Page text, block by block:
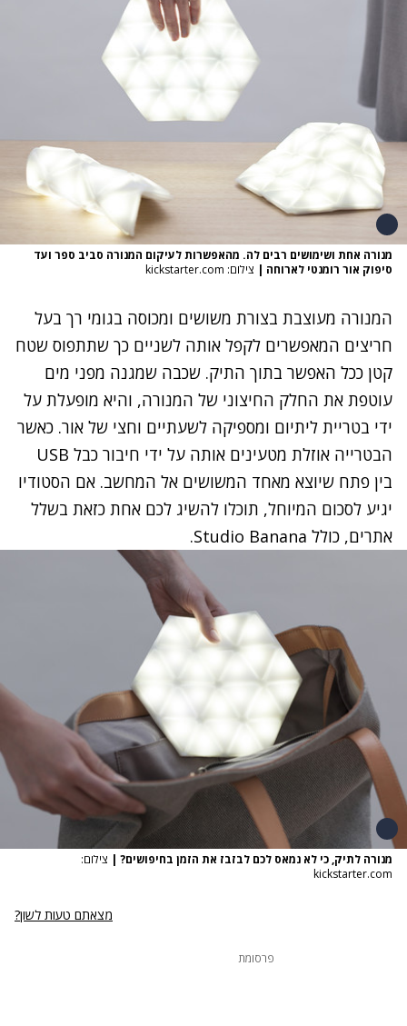
מנורה אחת ושימושים רבים לה. מהאפשרות לעיקום המנורה סביב ספר ועד
סיפוק אור רומנטי לארוחה | צילום: kickstarter.com
המנורה מעוצבת בצורת משושים ומכוסה בגומי רך בעל
חריצים המאפשרים לקפל אותה לשניים כך שתתפוס שטח
קטן ככל האפשר בתוך התיק. שכבה שמגנה מפני מים
עוטפת את החלק החיצוני של המנורה, והיא מופעלת על
ידי בטריית ליתיום ומספיקה לשעתיים וחצי של אור. כאשר
הבטרייה אוזלת מטעינים אותה על ידי חיבור כבל USB
בין פתח שיוצא מאחד המשושים אל המחשב. אם הסטודיו
יגיע לסכום המיוחל, תוכלו להשיג לכם אחת כזאת בשלל
אתרים, כולל Studio Banana
.
מנורה לתיק, כי לא נמאס לכם לבזבז את הזמן בחיפושים? | צילום:
kickstarter.com
מצאתם טעות לשון?
פרסומת